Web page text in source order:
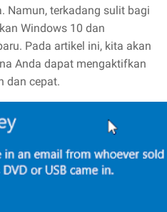
Namun, terkadang sulit bagi
Windows 10 dan
Pada artikel ini, kita akan
Anda dapat mengaktifkan
dan cepat.